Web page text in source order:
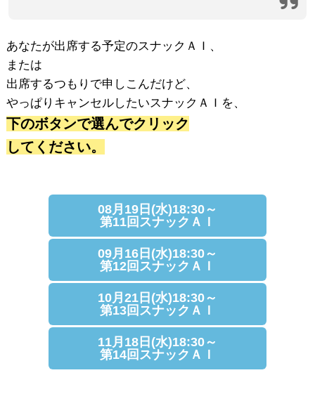
あなたが出席する予定のスナックＡＩ、
または
出席するつもりで申しこんだけど、
やっぱりキャンセルしたいスナックＡＩを、
下のボタンで選んでクリック
してください。
08月19日(水)18:30～
第11回スナックＡＩ
09月16日(水)18:30～
第12回スナックＡＩ
10月21日(水)18:30～
第13回スナックＡＩ
11月18日(水)18:30～
第14回スナックＡＩ